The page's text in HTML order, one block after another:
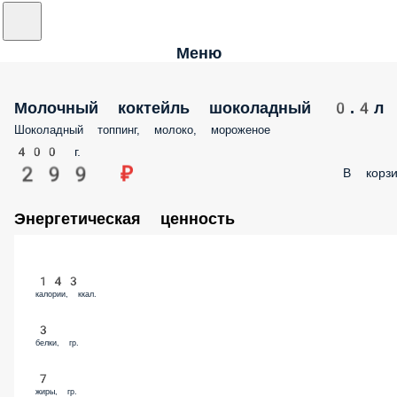
Меню
Молочный коктейль шоколадный 0.4л
Шоколадный топпинг, молоко, мороженое
400 г.
299 ₽ В
Энергетическая ценность
143
калории, ккал.
3
белки, гр.
7
жиры, гр.